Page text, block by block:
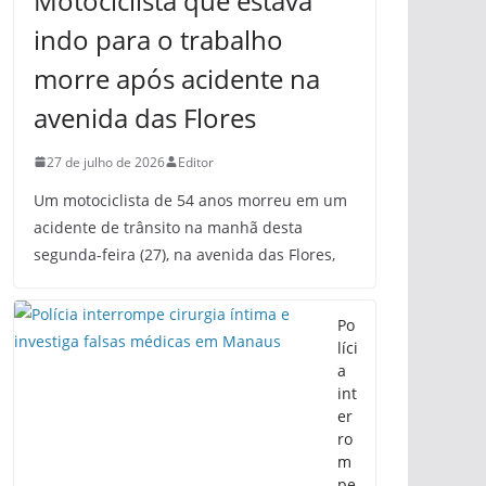
indo para o trabalho
morre após acidente na
avenida das Flores
27 de julho de 2026 Editor
Um motociclista de 54 anos morreu em um
acidente de trânsito na manhã desta
segunda-feira (27), na avenida das Flores,
Po
líci
a
int
er
ro
m